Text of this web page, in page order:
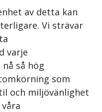
av detta kan
Vi strävar
varje
så hög
som
och miljövänlighet